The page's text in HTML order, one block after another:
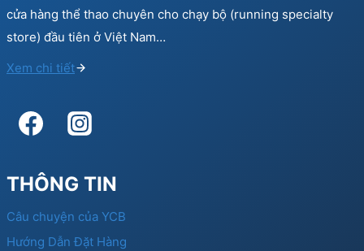
cửa hàng thể thao chuyên cho chạy bộ (running specialty
store) đầu tiên ở Việt Nam…
Xem chi tiết
THÔNG TIN
Câu chuyện của YCB
Hướng Dẫn Đặt Hàng